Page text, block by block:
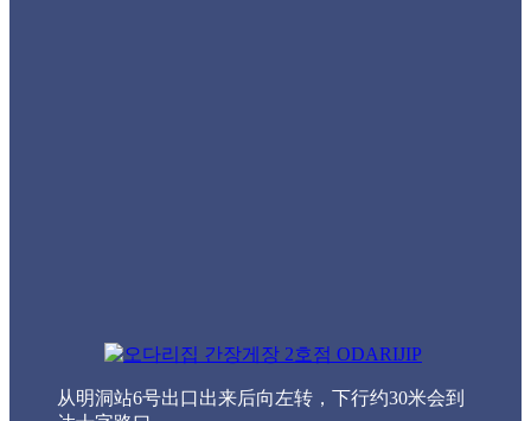
从明洞站6号出口出来后向左转，下行约30米会到